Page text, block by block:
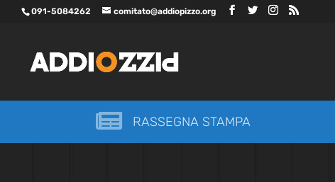
091-5084262 comitato@addiopizzo.org
 RASSEGNA STAMPA